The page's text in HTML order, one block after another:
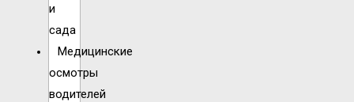
и
сада
Медицинские
осмотры
водителей